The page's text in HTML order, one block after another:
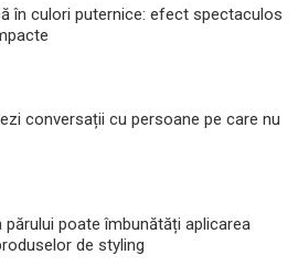
în culori puternice: efect spectaculos
conversații cu persoane pe care nu
părului poate îmbunătăți aplicarea
de styling